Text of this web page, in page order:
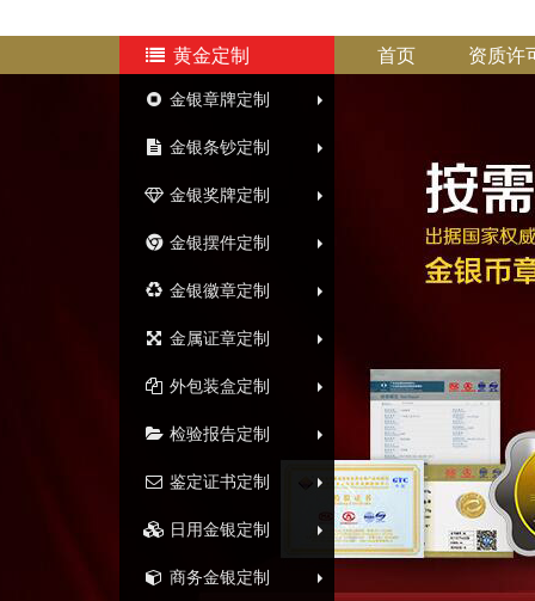
黄金定制
金银章牌定制
金银条钞定制
金银奖牌定制
金银摆件定制
金银徽章定制
金属证章定制
外包装盒定制
检验报告定制
鉴定证书定制
日用金银定制
商务金银定制
首页 资质许